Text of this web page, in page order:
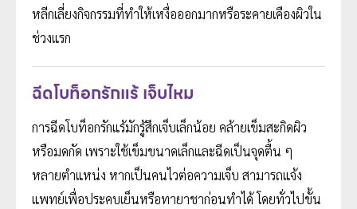
หลีกเลี่ยงกิจกรรมที่ทำให้เหงื่อออกมากหรือระคายเคืองผิวใน
ช่วงแรก
ฉีดโบท็อกรักแร้ เจ็บไหม
การฉีดโบท็อกรักแร้มักรู้สึกเจ็บเล็กน้อย คล้ายเข็มสะกิดผิว
หรือมดกัด เพราะใช้เข็มขนาดเล็กและฉีดเป็นจุดตื้น ๆ
หลายตำแหน่ง หากเป็นคนไวต่อความเจ็บ สามารถแจ้ง
แพทย์เพื่อประคบเย็นหรือทายาชาก่อนทำได้ โดยทั่วไปขั้น